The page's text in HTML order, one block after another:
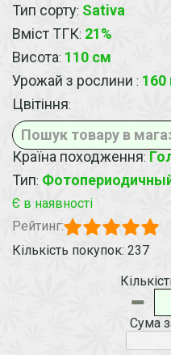
Тип сорту: Sativa
Вміст ТГК: 21%
Висота: 110 см
Урожай з рослини : 160
Цвітіння:
Країна походження:
Тип:
Є в наявності
Рейтинг:
Кількість покупок: 237
Сума